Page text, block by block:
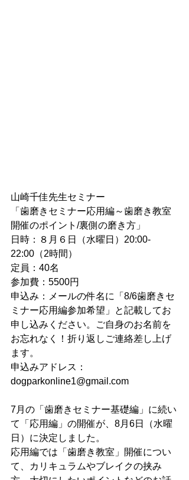
山崎千佳先生セミナー
「歯磨きセミナー応用編～歯磨き教室
開催のポイント/裏側の磨き方」
日時：８月６日（水曜日）20:00-
22:00（2時間）
定員：40名
参加費：5500円
申込み：メールの件名に「8/6歯磨きセ
ミナー応用編参加希望」と記載してお
申し込みください。ご自身のお名前を
お忘れなく！折り返しご連絡差し上げ
ます。
申込みアドレス：
dogparkonline1@gmail.com
7月の「歯磨きセミナー基礎編」に続い
て「応用編」の開催が、8月6日（水曜
日）に決定しました。
応用編では「歯磨き教室」開催につい
て、カリキュラムやブレイクの挟み